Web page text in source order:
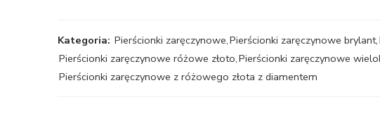
Kategoria: Pierścionki zaręczynowe,Pierścionki zaręczynowe brylant,
Pierścionki zaręczynowe różowe złoto,Pierścionki zaręczynowe
Pierścionki zaręczynowe z różowego złota z diamentem